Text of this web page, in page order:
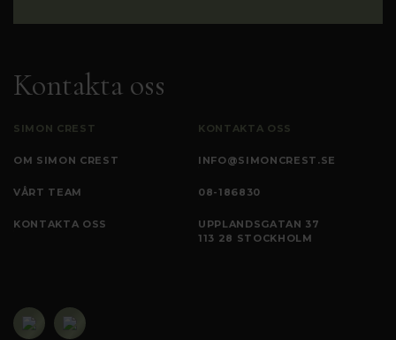
Kontakta oss
SIMON CREST
OM SIMON CREST
VÅRT TEAM
KONTAKTA OSS
KONTAKTA OSS
INFO@SIMONCREST.SE
08-186830
UPPLANDSGATAN 37
113 28 STOCKHOLM